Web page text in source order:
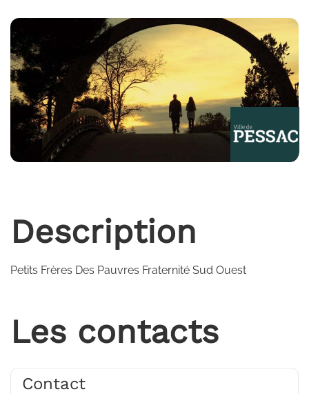
Description
Petits Frères Des Pauvres Fraternité Sud Ouest
Les contacts
Contact